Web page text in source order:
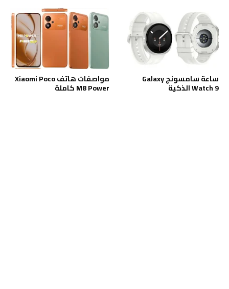
ساعة سامسونج Galaxy
Watch 9 الذكية
مواصفات هاتف Xiaomi Poco
M8 Power كاملة